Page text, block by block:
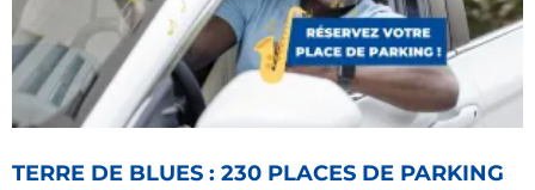
TERRE DE BLUES : 230 PLACES DE PARKING